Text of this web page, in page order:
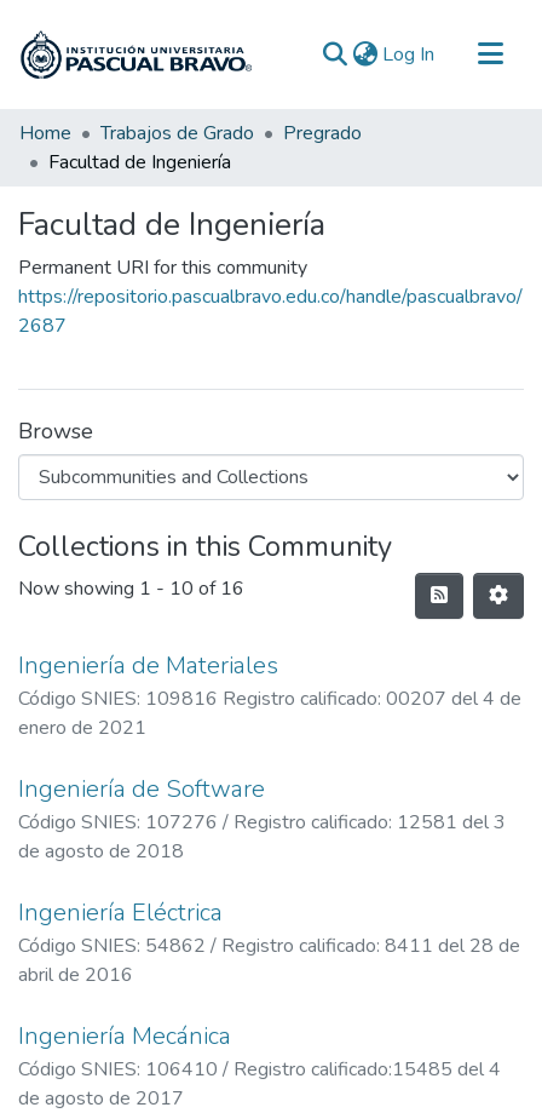
Log In (current)
Communities & Collections
All of DSpace
Statistics
Home Trabajos de Grado
Pregrado
Facultad de Ingeniería
Facultad de Ingeniería
Permanent URI for this community
https://repositorio.pascualbravo.edu.co/handle/pascualbravo/
2687
Browse
Collections in this Community
Now showing 1 - 10 of 16
Ingeniería de Materiales
Código SNIES: 109816 Registro calificado: 00207 del 4 de
enero de 2021
Ingeniería de Software
Código SNIES: 107276 / Registro calificado: 12581 del 3
de agosto de 2018
Ingeniería Eléctrica
Código SNIES: 54862 / Registro calificado: 8411 del 28 de
abril de 2016
Ingeniería Mecánica
Código SNIES: 106410 / Registro calificado:15485 del 4
de agosto de 2017